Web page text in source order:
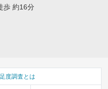
歩 約16分
度調査とは